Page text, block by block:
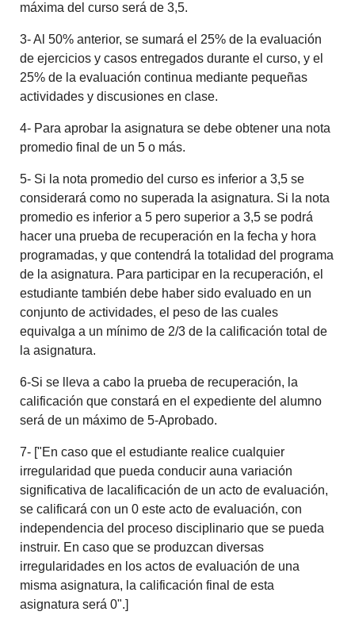
máxima del curso será de 3,5.
3- Al 50% anterior, se sumará el 25% de la evaluación
de ejercicios y casos entregados durante el curso, y el
25% de la evaluación continua mediante pequeñas
actividades y discusiones en clase.
4- Para aprobar la asignatura se debe obtener una nota
promedio final de un 5 o más.
5- Si la nota promedio del curso es inferior a 3,5 se
considerará como no superada la asignatura. Si la nota
promedio es inferior a 5 pero superior a 3,5 se podrá
hacer una prueba de recuperación en la fecha y hora
programadas, y que contendrá la totalidad del programa
de la asignatura. Para participar en la recuperación, el
estudiante también debe haber sido evaluado en un
conjunto de actividades, el peso de las cuales
equivalga a un mínimo de 2/3 de la calificación total de
la asignatura.
6-Si se lleva a cabo la prueba de recuperación, la
calificación que constará en el expediente del alumno
será de un máximo de 5-Aprobado.
7- ["En caso que el estudiante realice cualquier
irregularidad que pueda conducir auna variación
significativa de lacalificación de un acto de evaluación,
se calificará con un 0 este acto de evaluación, con
independencia del proceso disciplinario que se pueda
instruir. En caso que se produzcan diversas
irregularidades en los actos de evaluación de una
misma asignatura, la calificación final de esta
asignatura será 0".]